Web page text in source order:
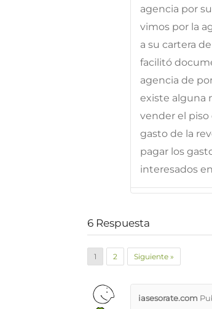
agencia por
vimos por la
a su cartera
facilitó
agencia de
existe alguna
vender el
gasto de la
pagar los
interesados
6 Respuesta
1 2 Siguiente »
iasesorate.com